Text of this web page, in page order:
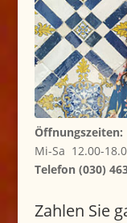
Öffnungszeiten:
Mi-Sa 12.00-
Telefon (030)
Zahlen Sie